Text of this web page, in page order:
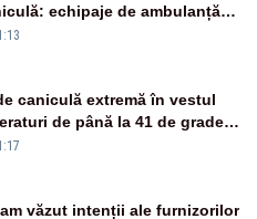
echipaje de ambulanță
stocuri de medicamente
caniculă extremă în vestul
de până la 41 de grade
văzut intenții ale furnizorilor